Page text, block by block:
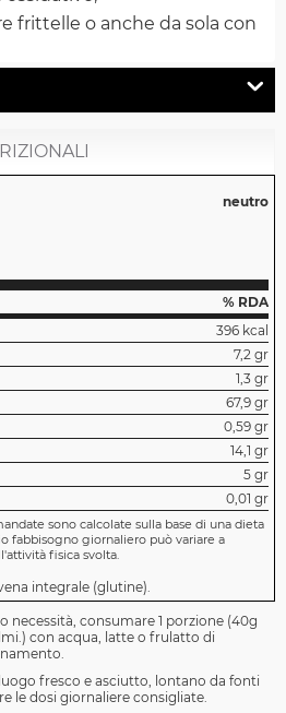
frittelle o anche da sola con
neutro
% RDA
396 kcal
7,2 gr
1,3 gr
67,9 gr
0,59 gr
14,1 gr
5 gr
0,01 gr
sono calcolate sulla base di una dieta
fabbisogno giornaliero può variare a
fisica svolta.
integrale (glutine).
necessità, consumare 1 porzione (40g
con acqua, latte o frulatto di
fresco e asciutto, lontano da fonti
le dosi giornaliere consigliate.